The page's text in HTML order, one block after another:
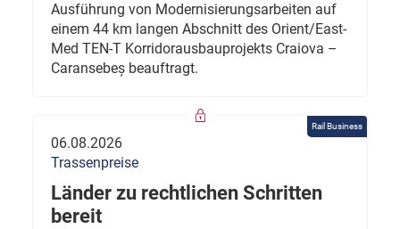
Ausführung von Modernisierungsarbeiten auf
einem 44 km langen Abschnitt des Orient/East-
Med TEN-T Korridorausbauprojekts Craiova –
Caransebeș beauftragt.
Rail Business
06.08.2026
Trassenpreise
Länder zu rechtlichen Schritten
bereit